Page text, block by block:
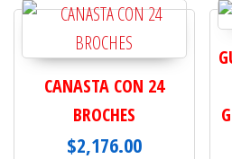
CANASTA CON 24
BROCHES
$2,176.00